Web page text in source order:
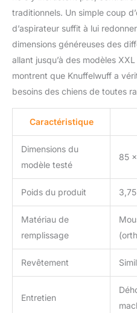
traditionnels. Un simple coup
d’aspirateur suffit à lui
dimensions généreuses des
allant jusqu’à des modèles
montrent que Knuffelwuff a
besoins des chiens de toutes
Caractéristique
Dimensions du
modèle testé
85
Poids du produit
Matériau de
remplissage
Revêtement
Entretien